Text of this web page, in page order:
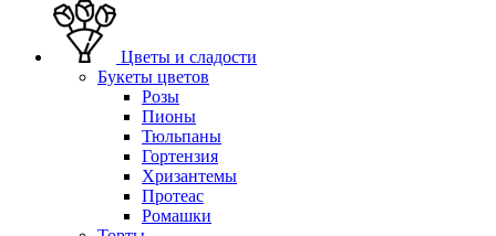
Цветы и сладости
Букеты цветов
Розы
Пионы
Тюльпаны
Гортензия
Хризантемы
Протеас
Ромашки